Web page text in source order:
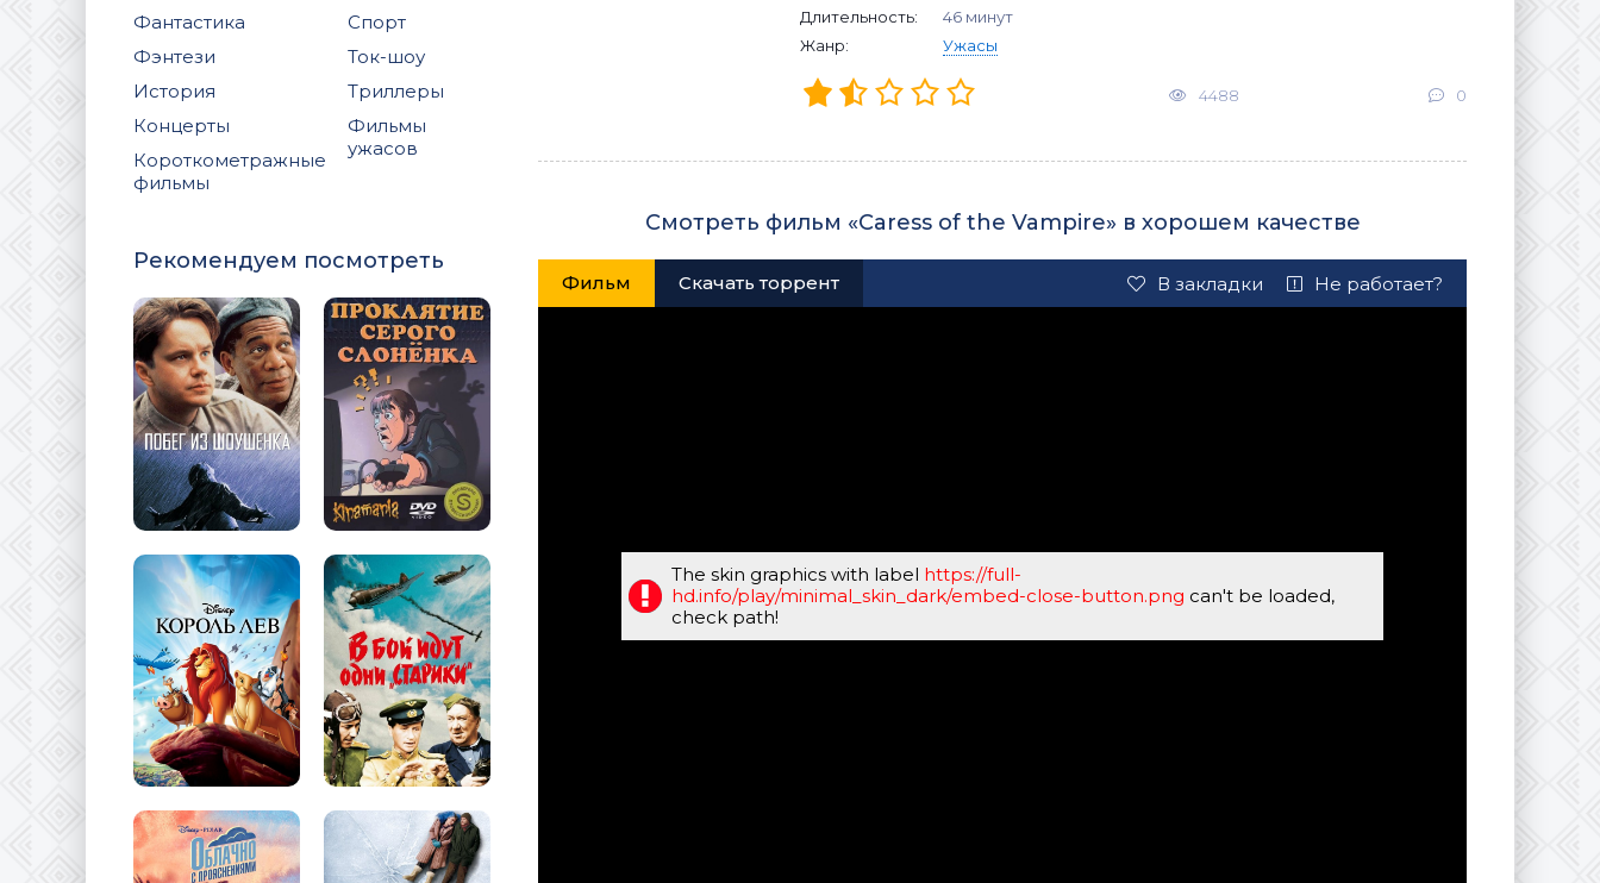
Фантастика
Фэнтези
История
Концерты
Короткометражные
фильмы
Спорт
Ток-шоу
Триллеры
Фильмы
ужасов
Рекомендуем посмотреть
Длительность:
46 минут
Жанр:
Ужасы
4488 0
Смотреть фильм «Caress of the Vampire» в хорошем качестве
Фильм Скачать торрент В закладки Не работает?
The skin graphics with label https://full-
hd.info/play/minimal_skin_dark/embed-close-button.png can't be loaded,
check path!